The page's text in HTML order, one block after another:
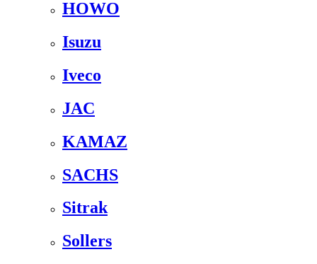
HOWO
Isuzu
Iveco
JAC
KAMAZ
SACHS
Sitrak
Sollers